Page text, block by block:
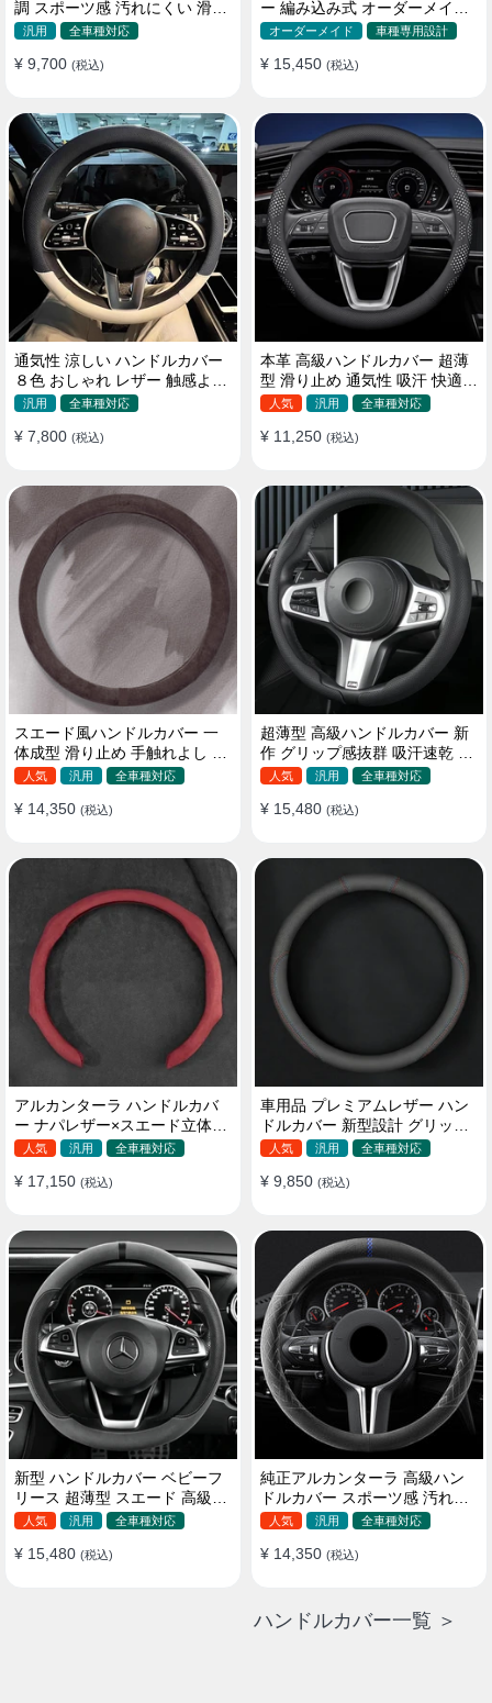
調 スポーツ感 汚れにくい 滑り
止め かっこいい 取り付け簡単
汎用 全車種対応
¥ 9,700 (税込)
ー 編み込み式 オーダーメイド
握り感抜群 操作性アップ
オーダーメイド 車種専用設計
¥ 15,450 (税込)
通気性 涼しい ハンドルカバー
８色 おしゃれ レザー 触感よく
シンブル 落ち着いた気品
汎用 全車種対応
¥ 7,800 (税込)
本革 高級ハンドルカバー 超薄
型 滑り止め 通気性 吸汗 快適
耐久性 四季汎用 35~40CM
人気 汎用 全車種対応
¥ 11,250 (税込)
スエード風ハンドルカバー 一
体成型 滑り止め 手触れよし 吸
汗 高級感 四季汎用 35~38CM
人気 汎用 全車種対応
¥ 14,350 (税込)
超薄型 高級ハンドルカバー 新
作 グリップ感抜群 吸汗速乾 ス
エード ナパレザー 通年使用
人気 汎用 全車種対応
¥ 15,480 (税込)
アルカンターラ ハンドルカバ
ー ナパレザー×スエード立体デ
ザイン 四季汎用 O/D型兼用 38-
人気 汎用 全車種対応
¥ 17,150 (税込)
車用品 プレミアムレザー ハン
ドルカバー 新型設計 グリップ
感向上 取付簡単 滑り止め 36〜
人気 汎用 全車種対応
¥ 9,850 (税込)
新型 ハンドルカバー ベビーフ
リース 超薄型 スエード 高級感
四季汎用 3色展開 38CM
人気 汎用 全車種対応
¥ 15,480 (税込)
純正アルカンターラ 高級ハン
ドルカバー スポーツ感 汚れ防
止 おしゃれ 全車種対応
人気 汎用 全車種対応
¥ 14,350 (税込)
ハンドルカバー一覧 ＞